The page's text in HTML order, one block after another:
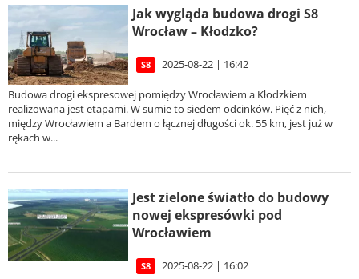
Jak wygląda budowa drogi S8
Wrocław – Kłodzko?
S8 2025-08-22 | 16:42
Budowa drogi ekspresowej pomiędzy Wrocławiem a Kłodzkiem
realizowana jest etapami. W sumie to siedem odcinków. Pięć z nich,
między Wrocławiem a Bardem o łącznej długości ok. 55 km, jest już w
rękach w...
Jest zielone światło do budowy
nowej ekspresówki pod
Wrocławiem
S8 2025-08-22 | 16:02